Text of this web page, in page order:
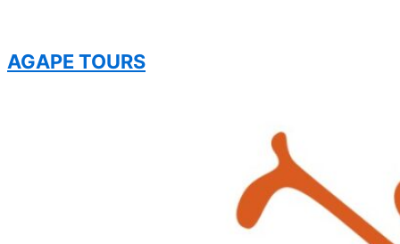
AGAPE TOURS